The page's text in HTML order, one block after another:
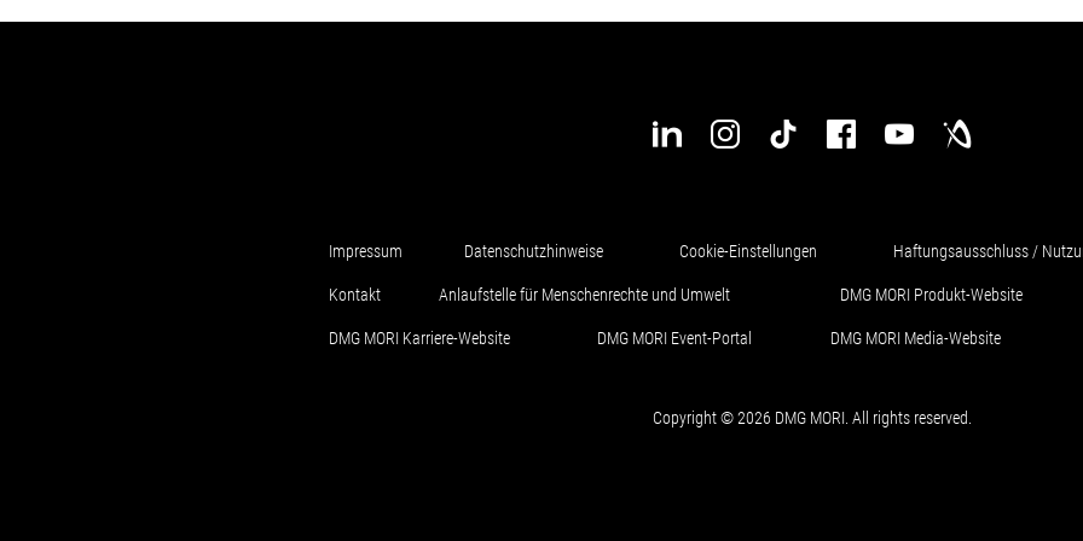
Impressum Datenschutzhinweise Cookie-Einstellungen Haftungsausschluss /
Kontakt Anlaufstelle für Menschenrechte und Umwelt DMG MORI Produkt-Website
DMG MORI Karriere-Website DMG MORI Event-Portal DMG MORI Media-Website
Copyright © 2026 DMG MORI. All rights reserved.